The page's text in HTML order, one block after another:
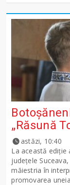
„Răsună
astăzi, 10:40
La această ediție
județele
măiestria în
promovarea